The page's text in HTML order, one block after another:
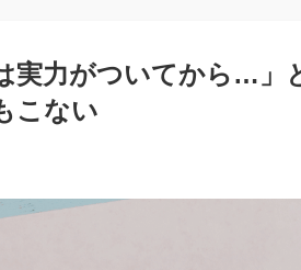
実力がついてから…」
こない